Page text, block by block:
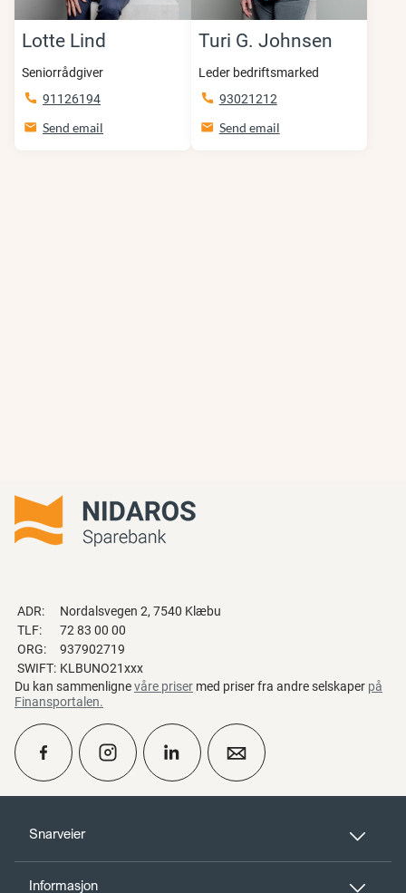
Lotte Lind
Seniorrådgiver
91126194
Send email
Turi G. Johnsen
Leder bedriftsmarked
93021212
Send email
Snarveier
Informasjon
ADR:
Nordalsvegen 2, 7540 Klæbu
TLF:
72 83 00 00
ORG:
937902719
SWIFT: KLBUNO21xxx
Du kan sammenlignevåre priser med priser fra andre selskaper på
Finansportalen.